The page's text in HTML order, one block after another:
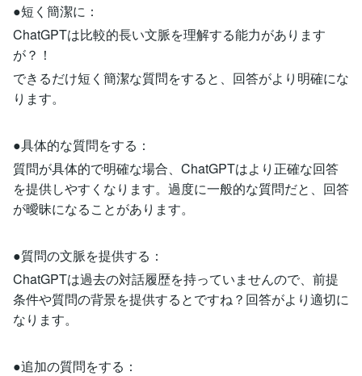
●短く簡潔に：
ChatGPTは比較的長い文脈を理解する能力があります
が？！
できるだけ短く簡潔な質問をすると、回答がより明確にな
ります。
●具体的な質問をする：
質問が具体的で明確な場合、ChatGPTはより正確な回答
を提供しやすくなります。過度に一般的な質問だと、回答
が曖昧になることがあります。
●質問の文脈を提供する：
ChatGPTは過去の対話履歴を持っていませんので、前提
条件や質問の背景を提供するとですね？回答がより適切に
なります。
●追加の質問をする：